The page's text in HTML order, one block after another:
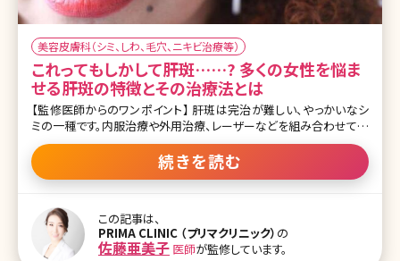
美容皮膚科（シミ、しわ、毛穴、ニキビ治療等）
これってもしかして肝斑……? 多くの女性を悩ま
せる肝斑の特徴とその治療法とは
【監修医師からのワンポイント】 肝斑は完治が難しい、やっかいなシ
ミの一種です。内服治療や外用治療、レーザーなどを組み合わせて複
合的な治療が必要になります。ご自身でも普段から紫外線ケアや、洗
顔やメイクのときにこすらないように注意するなど、肝斑を悪化させ
ない工夫をしっかりと行ってくださいね。 そもそも肝斑って何? 肝斑
すが、肝斑はいわゆるシミの一つです。 ほほ骨から鼻にかけての部
分や額、口の周りにみられることが多い薄茶色の色素斑で、左右対称
に出現するのが特徴です。また輪郭はあいまいではっきりしないもの
が多く、広い範囲にもやっと広がって見えます。 一般的にシミと呼ば
続きを読む
この記事は、
PRIMA CLINIC （プリマクリニック） の
佐藤亜美子 医師が監修しています。